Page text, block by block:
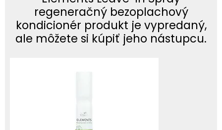
regeneračný bezoplachový
kondicionér produkt je vypredaný,
ale môžete si kúpiť jeho nástupcu.